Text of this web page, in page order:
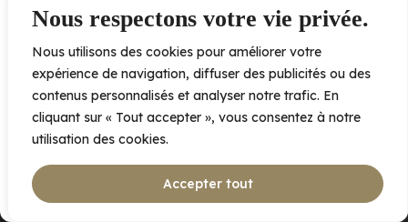
Nous respectons votre vie privée.
Nous utilisons des cookies pour améliorer votre
expérience de navigation, diffuser des publicités ou des
contenus personnalisés et analyser notre trafic. En
cliquant sur « Tout accepter », vous consentez à notre
utilisation des cookies.
Accepter tout
et fonctions.
Accepter
Refuser